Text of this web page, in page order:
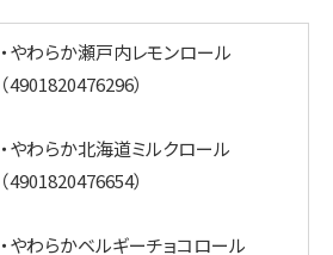
・やわらか瀬戸内レモンロール
（4901820476296）
・やわらか北海道ミルクロール
（4901820476654）
・やわらかベルギーチョコロール